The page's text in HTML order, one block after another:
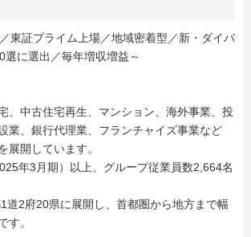
東証プライム上場／地域密着型／新・ダイバ
選に選出／毎年増収増益～
、中古住宅再生、マンション、海外事業、投
業、銀行代理業、フランチャイズ事業など
展開しています。
年3月期）以上、グループ従業員数2,664名
道2府20県に展開し、首都圏から地方まで幅
す。